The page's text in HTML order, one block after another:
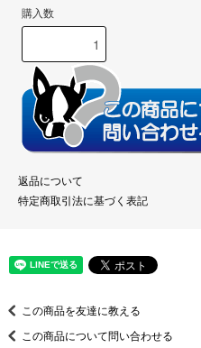
購入数
返品について
特定商取引法に基づく表記
この商品を友達に教える
この商品について問い合わせる